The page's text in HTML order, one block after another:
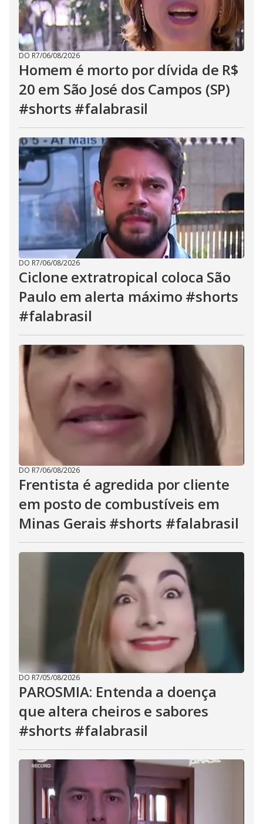
DO R7/06/08/2026
Homem é morto por dívida de R$
20 em São José dos Campos (SP)
#shorts #falabrasil
DO R7/06/08/2026
Ciclone extratropical coloca São
Paulo em alerta máximo #shorts
#falabrasil
DO R7/06/08/2026
Frentista é agredida por cliente
em posto de combustíveis em
Minas Gerais #shorts #falabrasil
DO R7/05/08/2026
PAROSMIA: Entenda a doença
que altera cheiros e sabores
#shorts #falabrasil